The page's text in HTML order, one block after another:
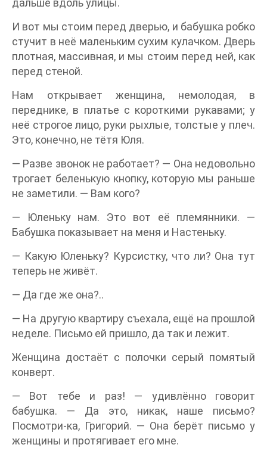
дальше вдоль улицы.
И вот мы стоим перед дверью, и бабушка робко
стучит в неё маленьким сухим кулачком. Дверь
плотная, массивная, и мы стоим перед ней, как
перед стеной.
Нам открывает женщина, немолодая, в
переднике, в платье с короткими рукавами; у
неё строгое лицо, руки рыхлые, толстые у плеч.
Это, конечно, не тётя Юля.
— Разве звонок не работает? — Она недовольно
трогает беленькую кнопку, которую мы раньше
не заметили. — Вам кого?
— Юленьку нам. Это вот её племянники. —
Бабушка показывает на меня и Настеньку.
— Какую Юленьку? Курсистку, что ли? Она тут
теперь не живёт.
— Да где же она?..
— На другую квартиру съехала, ещё на прошлой
неделе. Письмо ей пришло, да так и лежит.
Женщина достаёт с полочки серый помятый
конверт.
— Вот тебе и раз! — удивлённо говорит
бабушка. — Да это, никак, наше письмо?
Посмотри-ка, Григорий. — Она берёт письмо у
женщины и протягивает его мне.